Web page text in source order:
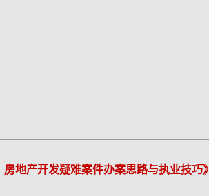
房地产开发疑难案件办案思路与执业技巧》